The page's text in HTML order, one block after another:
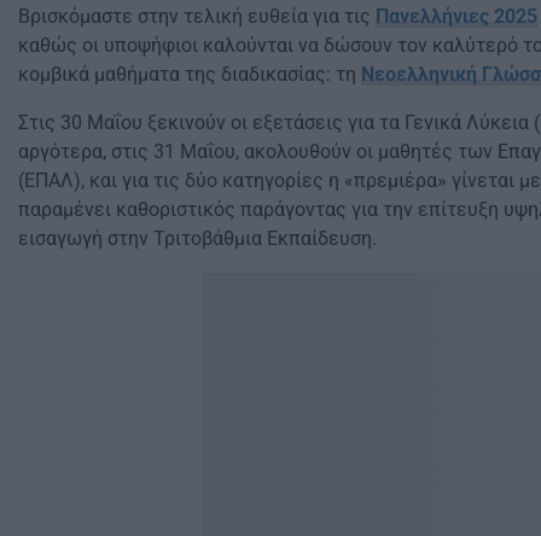
Βρισκόμαστε στην τελική ευθεία για τις Πανελλήνιες 2025
καθώς οι υποψήφιοι καλούνται να δώσουν τον καλύτερό
κομβικά μαθήματα της διαδικασίας: τη Νεοελληνική
Στις 30 Μαΐου ξεκινούν οι εξετάσεις για τα Γενικά
αργότερα, στις 31 Μαΐου, ακολουθούν οι μαθητές των
(ΕΠΑΛ), και για τις δύο κατηγορίες η «πρεμιέρα» γίνεται
παραμένει καθοριστικός παράγοντας για την επίτευξη
εισαγωγή στην Τριτοβάθμια Εκπαίδευση.